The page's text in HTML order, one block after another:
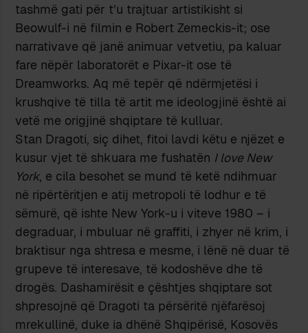
tashmë gati për t’u trajtuar artistikisht si
Beowulf-i në filmin e Robert Zemeckis-it; ose
narrativave që janë animuar vetvetiu, pa kaluar
fare nëpër laboratorët e Pixar-it ose të
Dreamworks. Aq më tepër që ndërmjetësi i
krushqive të tilla të artit me ideologjinë është ai
vetë me origjinë shqiptare të kulluar.
Stan Dragoti, siç dihet, fitoi lavdi këtu e njëzet e
kusur vjet të shkuara me fushatën I love New
York, e cila besohet se mund të ketë ndihmuar
në ripërtëritjen e atij metropoli të lodhur e të
sëmurë, që ishte New York-u i viteve 1980 – i
degraduar, i mbuluar në graffiti, i zhyer në krim, i
braktisur nga shtresa e mesme, i lënë në duar të
grupeve të interesave, të kodoshëve dhe të
drogës. Dashamirësit e çështjes shqiptare sot
shpresojnë që Dragoti ta përsëritë njëfarësoj
mrekullinë, duke ia dhënë Shqipërisë, Kosovës